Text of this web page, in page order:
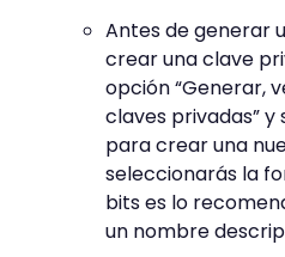
Antes de generar
crear una clave
opción “Generar,
claves privadas” y
para crear una
seleccionarás la
bits es lo
un nombre